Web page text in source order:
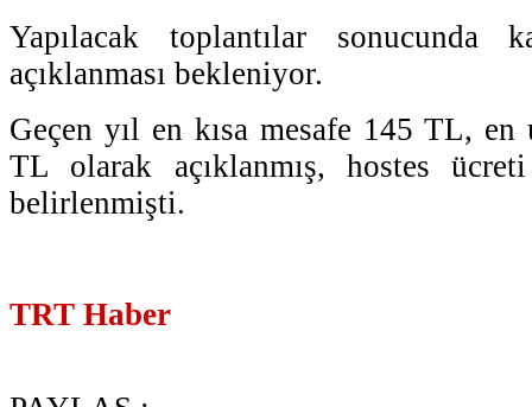
Yapılacak toplantılar sonucunda
açıklanması bekleniyor.
Geçen yıl en kısa mesafe 145 TL,
TL olarak açıklanmış, hostes
belirlenmişti.
TRT Haber